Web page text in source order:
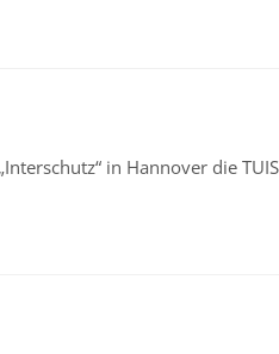
in Hannover die